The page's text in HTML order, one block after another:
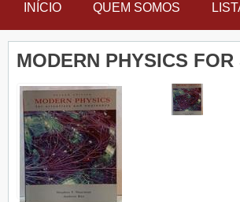
INÍCIO QUEM SOMOS
MODERN PHYSICS